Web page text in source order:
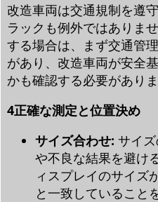
改造車両は交通規制を遵
ラックも例外ではありま
する場合は、まず交通管
があり、改造車両が安全
かも確認する必要がありま
4正確な測定と位置決め
サイズ合わせ: サイ
や不良な結果を避け
ィスプレイのサイズ
と一致していること